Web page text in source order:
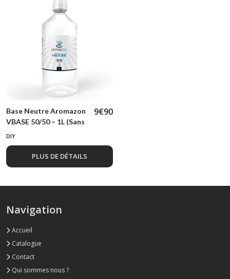
Base Neutre Aromazon
VBASE 50/50 – 1L (Sans
Nicotine)
9€90
DIY
PLUS DE DÉTAILS
Navigation
Accueil
Catalogue
Contact
Qui sommes nous ?